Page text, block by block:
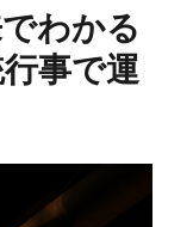
わかる
事で運